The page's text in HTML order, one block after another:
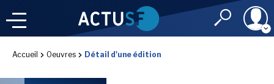
Accueil Oeuvres Détail d'une édition